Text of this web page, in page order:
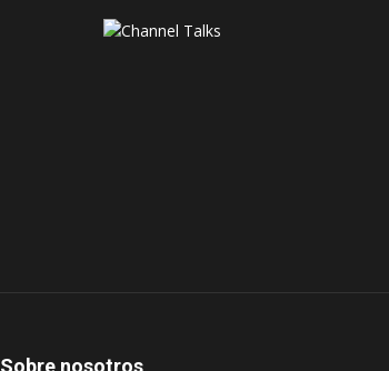
Sobre nosotros